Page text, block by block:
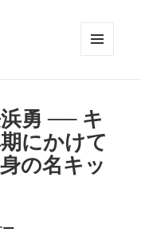
勇 ── キ
にかけて
の名キッ